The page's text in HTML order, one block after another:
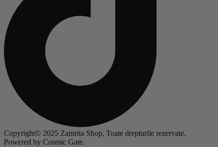
Copyright© 2025 Zamrita Shop, Toate drepturile rezervate.
Powered by Cosmic Gate.